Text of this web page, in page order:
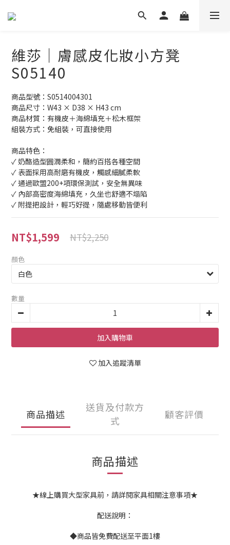
維莎｜膚感皮化妝小方凳
S05140
商品型號：S0514004301
商品尺寸：W43 × D38 × H43 cm
商品材質：有機皮＋海綿填充＋松木框架
組裝方式：免組裝，可直接使用
商品特色：
✓ 奶酪造型圓潤柔和，簡約百搭各種空間
✓ 表面採用高耐磨有機皮，觸感細膩柔軟
✓ 通過歐盟200+項環保測試，安全無異味
✓ 內部高密度海綿填充，久坐也舒適不塌陷
✓ 附提把設計，輕巧好提，隨處移動皆便利
NT$1,599 NT$2,250
顏色
數量
加入購物車
加入追蹤清單
商品描述
送貨及付款方
式
顧客評價
商品描述
★線上購買大型家具前，請詳閱家具相關注意事項★
配送說明：
◆商品皆免費配送至平面1樓